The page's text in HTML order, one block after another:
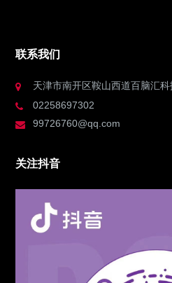
联系我们
天津市南开区鞍山西道百脑汇
02258697302
99726760@qq.com
关注抖音